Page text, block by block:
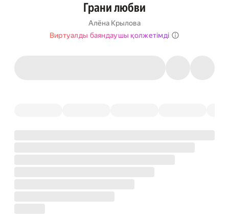
Грани любви
Алёна Крылова
Виртуалды баяндаушы қолжетімді